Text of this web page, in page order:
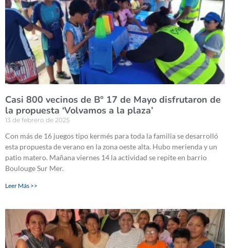
Casi 800 vecinos de B° 17 de Mayo disfrutaron de
la propuesta ‘Volvamos a la plaza’
13 de febrero de 2025
Con más de 16 juegos tipo kermés para toda la familia se desarrolló
esta propuesta de verano en la zona oeste alta. Hubo merienda y un
patio matero. Mañana viernes 14 la actividad se repite en barrio
Boulouge Sur Mer.
Leer Más >>